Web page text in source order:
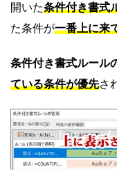
開いた条件付き書式
た条件が一番上に来
条件付き書式ルール
ている条件が優先さ